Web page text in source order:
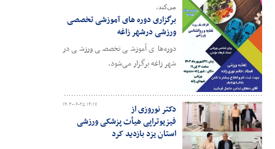
می‌کند،
برگزاری دوره های آموزشی تخصصی
ورزشی درشهر زاغه
دوره‌های آموزشی تخصصی ورزشی در
شهر زاغه برگزار می‌شود.
۱۴۰۳-۰۶-۲۵ ۱۴:۱۷
دکتر نوروزی از
فیزیوتراپی هیأت پزشکی ورزشی
استان یزد بازدید کرد